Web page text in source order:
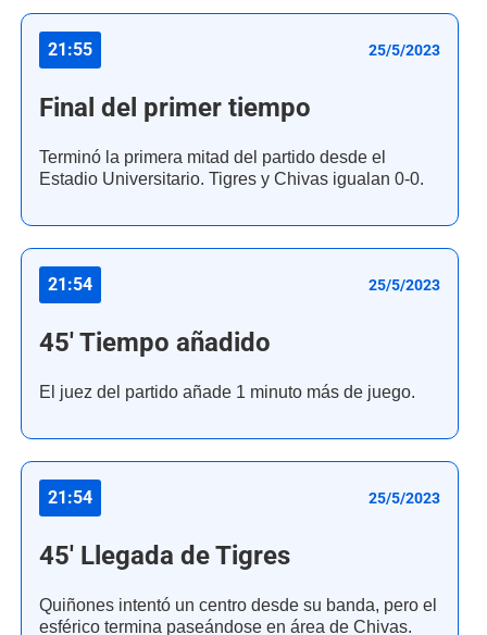
21:55 25/5/2023
Final del primer tiempo
Terminó la primera mitad del partido desde el
Estadio Universitario. Tigres y Chivas igualan 0-0.
21:54 25/5/2023
45' Tiempo añadido
El juez del partido añade 1 minuto más de juego.
21:54 25/5/2023
45' Llegada de Tigres
Quiñones intentó un centro desde su banda, pero el
esférico termina paseándose en área de Chivas.